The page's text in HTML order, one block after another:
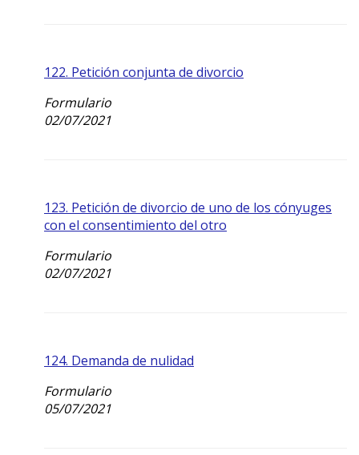
122. Petición conjunta de divorcio
Formulario
02/07/2021
123. Petición de divorcio de uno de los cónyuges
con el consentimiento del otro
Formulario
02/07/2021
124. Demanda de nulidad
Formulario
05/07/2021